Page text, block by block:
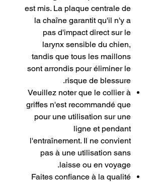
est mis. La plaque centrale de
la chaîne garantit qu'il n'y a
pas d'impact direct sur le
larynx sensible du chien,
tandis que tous les maillons
sont arrondis pour éliminer le
risque de blessure.
Veuillez noter que le collier à
griffes n'est recommandé que
pour une utilisation sur une
ligne et pendant
l'entraînement. Il ne convient
pas à une utilisation sans
laisse ou en voyage.
Faites confiance à la qualité